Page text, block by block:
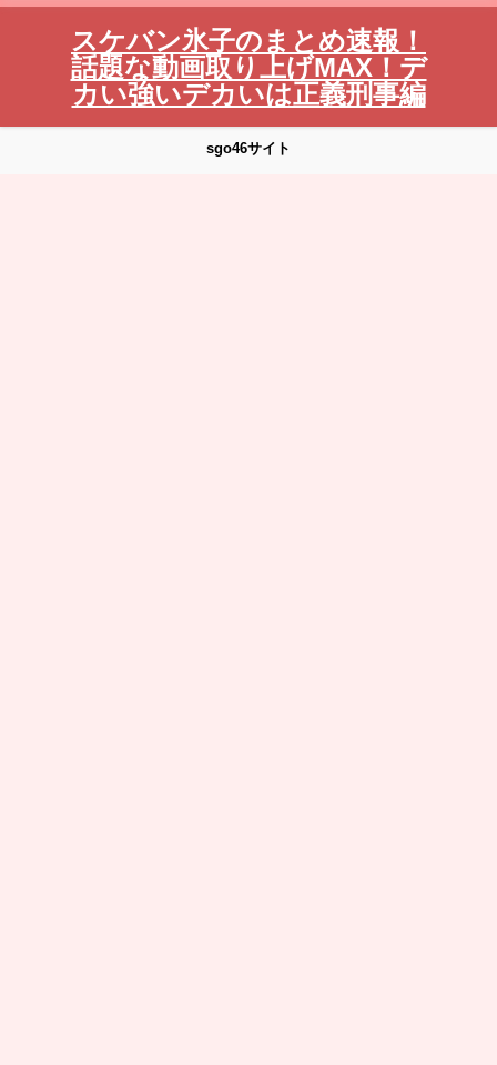
スケバン氷子のまとめ速報！
話題な動画取り上げMAX！デ
カい強いデカいは正義刑事編
sgo46サイト